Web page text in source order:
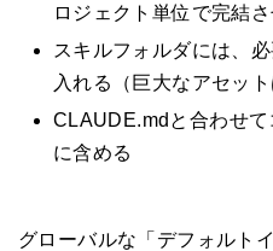
ロジェクト単位で完結さ
スキルフォルダには、
入れる（巨大なアセット
CLAUDE.mdと合わせ
に含める
グローバルな「デフォルト